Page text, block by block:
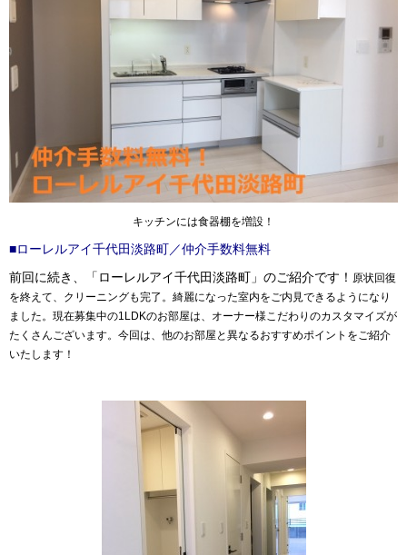
キッチンには食器棚を増設！
■ローレルアイ千代田淡路町／仲介手数料無料
前回に続き、「ローレルアイ千代田淡路町」のご紹介です！ 原状回復
を終えて、クリーニングも完了。綺麗になった室内をご内見できるようになり
ました。現在募集中の1LDKのお部屋は、オーナー様こだわりのカスタマイズが
たくさんございます。今回は、他のお部屋と異なるおすすめポイント をご紹介
いたします！